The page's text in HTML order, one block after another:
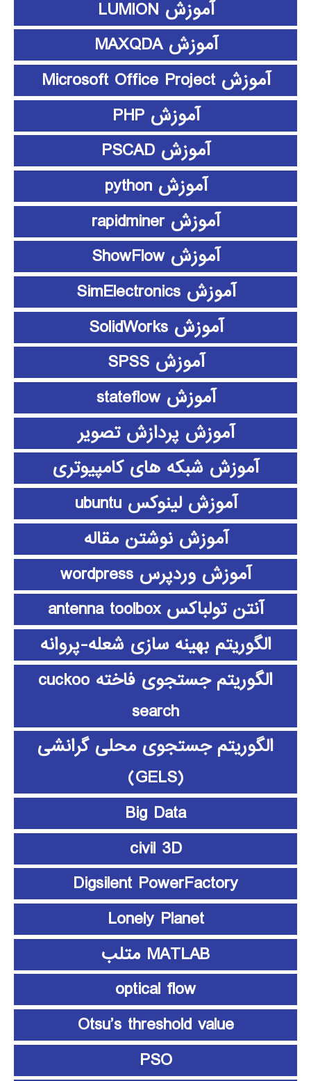
آموزش LUMION
آموزش MAXQDA
آموزش Microsoft Office Project
آموزش PHP
آموزش PSCAD
آموزش python
آموزش rapidminer
آموزش ShowFlow
آموزش SimElectronics
آموزش SolidWorks
آموزش SPSS
آموزش stateflow
آموزش پردازش تصویر
آموزش شبکه های کامپیوتری
آموزش لینوکس ubuntu
آموزش نوشتن مقاله
آموزش وردپرس wordpress
آنتن تولباکس antenna toolbox
الگوریتم بهینه سازی شعله-پروانه
الگوریتم جستجوی فاخته cuckoo
search
الگوریتم جستجوی محلی گرانشی
(GELS)
Big Data
civil 3D
Digsilent PowerFactory
Lonely Planet
MATLAB متلب
optical flow
Otsu’s threshold value
PSO